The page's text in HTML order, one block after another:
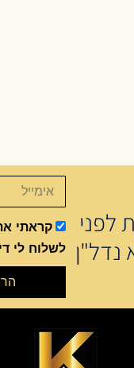
לפני
נדל"ן
קראתי
לשלוח לי